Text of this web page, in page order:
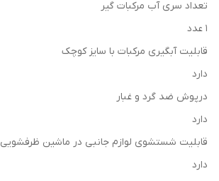
تعداد سری آب مرکبات گیر
1 عدد
قابلیت آبگیری مرکبات با سایز کوچک
دارد
درپوش ضد گرد و غبار
دارد
قابلیت شستشوی لوازم جانبی در ماشین ظرفشویی
دارد